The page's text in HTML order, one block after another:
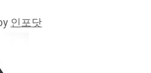
인포닷